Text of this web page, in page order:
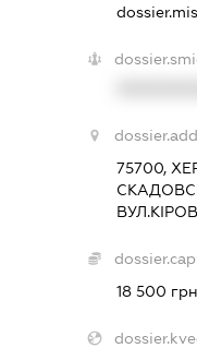
75700,
18 500